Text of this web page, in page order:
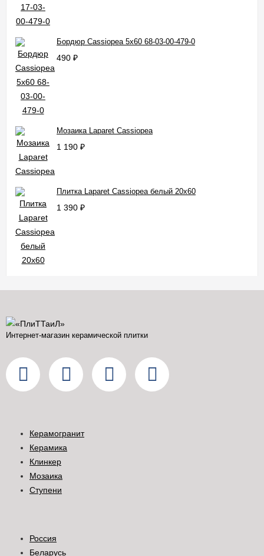
Бордюр Cassiopea 5x60 68-03-00-479-0
490 ₽
Мозаика Laparet Cassiopea
1 190 ₽
Плитка Laparet Cassiopea белый 20x60
1 390 ₽
Интернет-магазин керамической плитки
Керамогранит
Керамика
Клинкер
Мозаика
Ступени
Россия
Беларусь